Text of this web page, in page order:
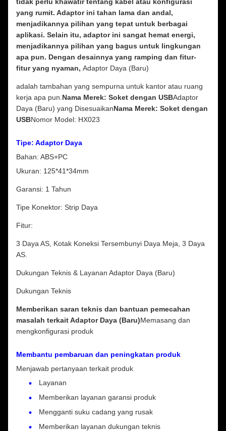
yang rumit. Adaptor ini tahan lama dan andal,
menjadikannya pilihan yang tepat untuk berbagai
aplikasi. Selain itu, adaptor ini sangat hemat energi,
menjadikannya pilihan yang bagus untuk lingkungan
apa pun. Dengan desainnya yang ramping dan fitur-
fitur yang nyaman, Adaptor Daya (Baru)
adalah tambahan yang sempurna untuk kantor atau ruang
kerja apa pun. Nama Merek: Soket dengan USBAdaptor
Daya (Baru) yang DisesuaikanNama Merek: Soket dengan
USBNomor Model: HX023
Tipe: Adaptor Daya
Bahan: ABS+PC
Ukuran: 125*41*34mm
Garansi: 1 Tahun
Tipe Konektor: Strip Daya
Fitur:
3 Daya AS, Kotak Koneksi Tersembunyi Daya Meja, 3 Daya
AS.
Dukungan Teknis & Layanan Adaptor Daya (Baru)
Dukungan Teknis
Memberikan saran teknis dan bantuan pemecahan
masalah terkait Adaptor Daya (Baru)Memasang dan
mengkonfigurasi produk
Membantu pembaruan dan peningkatan produk
Menjawab pertanyaan terkait produk
Layanan
Memberikan layanan garansi produk
Mengganti suku cadang yang rusak
Memberikan layanan dukungan teknis